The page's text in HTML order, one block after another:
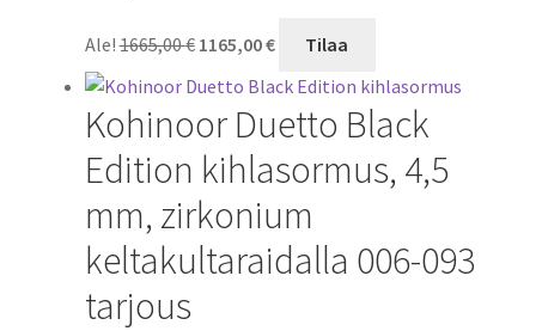
Ale!1665,00€
hinta
oli:
1665,00 €.
1165,00€
on:
1165,00 €.
Tilaa
Kohinoor Duetto Black
Edition kihlasormus, 4,5
mm, zirkonium
keltakultaraidalla 006-093
tarjous